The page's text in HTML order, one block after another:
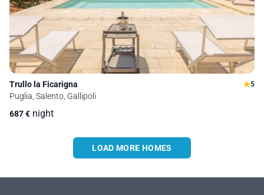
Trullo la Ficarigna 5
Puglia, Salento, Gallipoli
687€ night
LOAD MORE HOMES